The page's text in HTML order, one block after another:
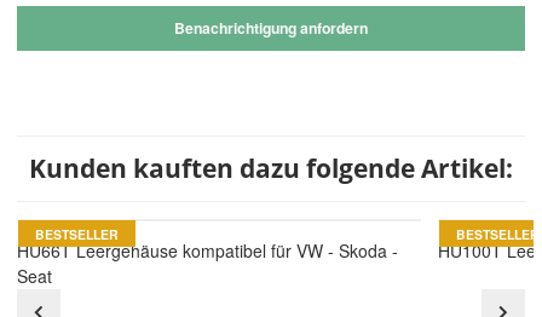
Benachrichtigung anfordern
Kunden kauften dazu folgende Artikel:
BESTSELLER
HU66T Leergehäuse kompatibel für VW - Skoda -
Seat
BESTSELLER
HU100T